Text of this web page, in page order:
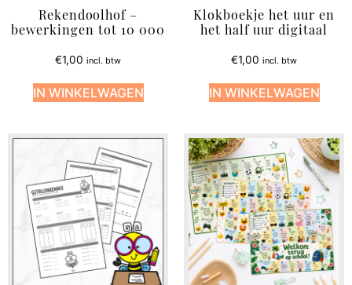
Rekendoolhof –
bewerkingen tot 10 000
€1,00 incl. btw
IN WINKELWAGEN
Klokboekje het uur en
het half uur digitaal
€1,00 incl. btw
IN WINKELWAGEN